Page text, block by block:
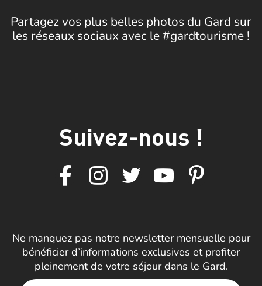
Partagez vos plus belles photos du Gard sur
les réseaux sociaux avec le #gardtourisme !
Suivez-nous !
Ne manquez pas notre newsletter mensuelle pour
bénéficier d’informations exclusives et profiter
pleinement de votre séjour dans le Gard.